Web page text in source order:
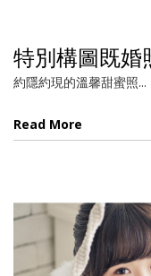
特別構圖既婚
約隱約現的溫馨甜蜜照...
Read More